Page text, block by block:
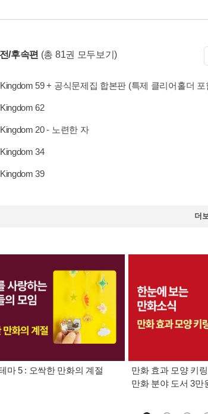
/후속편 (총 81권 모두보기)
59 + 공식문제집 합본판 (특제 클리어홀더 포
62
20 - 노련한 자
34
39
더
마 5 : 오싹한 만화의 계절
만화 효과 모양 키
만화 분야 도서 3만